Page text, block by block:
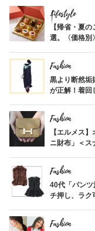
Lifestyle
【帰省・夏
選。〈価格別
Fashion
黒より断然垢
が正解！着回
Fashion
【エルメス
ニ財布」＜ス
Fashion
40代「パンツ
チ押し、ラク
Fashion